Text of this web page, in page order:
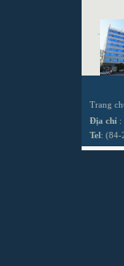
Trang
Địa chỉ :
Tel: (84-